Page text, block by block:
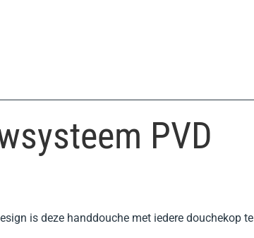
PVD
is deze handdouche met iedere douchekop te